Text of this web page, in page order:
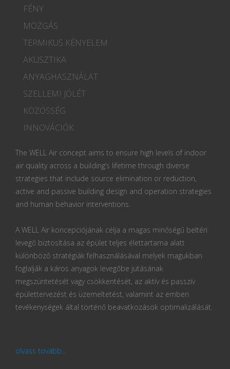
FÉNY
MOZGÁS
TERMIKUS KÉNYELEM
AKUSZTIKA
ANYAGHASZNÁLAT
SZELLEMI JÓLÉT
KÖZÖSSÉG
INNOVÁCIÓK
The WELL Air concept aims to ensure high levels of indoor
air quality across a building’s lifetime through diverse
strategies that include source elimination or reduction,
active and passive building design and operation strategies
and human behavior interventions.
A WELL Air koncepciójának célja a magas minőségű beltéri
levegő biztosítása az épület teljes élettartama alatt
különböző stratégiák felhasználásával melyek magukban
foglalják a káros anyagok levegőbe jutásának
megszüntetését vagy csökkentését, az aktív és passzív
épülettervezést és üzemeltetést, valamint az emberi
tevékenységek által történő beavatkozások optimalizálását.
olvass tovább...